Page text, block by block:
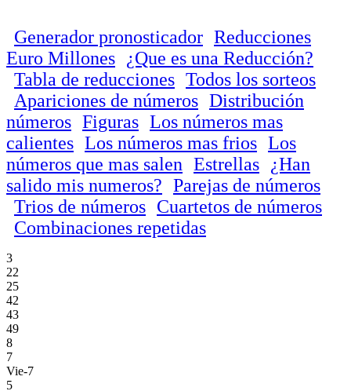
Generador pronosticador Reducciones
Euro Millones
¿Que es una Reducción?
Tabla de reducciones Todos los sorteos
Apariciones de números Distribución
números Figuras Los números mas
calientes Los números mas frios Los
números que mas salen Estrellas
¿Han
salido mis numeros? Parejas de números
Trios de números Cuartetos de números
Combinaciones repetidas
3
22
25
42
43
49
8
7
Vie-7
5